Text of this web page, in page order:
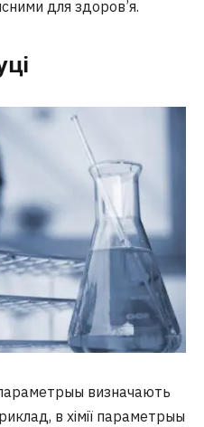
для здоров’я.
визначають
в хімії параметрыы